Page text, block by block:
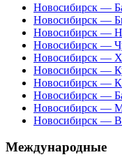
Новосибирск —
Новосибирск —
Новосибирск —
Новосибирск —
Новосибирск —
Новосибирск —
Новосибирск —
Новосибирск —
Новосибирск —
Новосибирск —
Международные